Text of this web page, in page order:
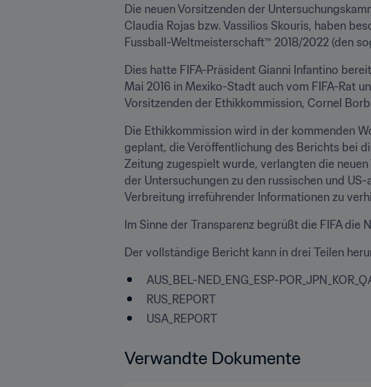
Die neuen Vorsitzenden der
Claudia Rojas bzw. Vassilios Skouris, haben
Fussball-Weltmeisterschaft™ 2018/2022 (den
Dies hatte FIFA-Präsident Gianni Infantino
Mai 2016 in Mexiko-Stadt auch vom FIFA-Rat
Vorsitzenden der Ethikkommission, Cornel
Die Ethikkommission wird in der kommenden
geplant, die Veröffentlichung des Berichts bei
Zeitung zugespielt wurde, verlangten die
der Untersuchungen zu den russischen und
Verbreitung irreführender Informationen zu
Im Sinne der Transparenz begrüßt die FIFA
Der vollständige Bericht kann in drei Teilen
AUS_BEL-NED_ENG_ESP-
RUS_REPORT
USA_REPORT
Verwandte Dokumente